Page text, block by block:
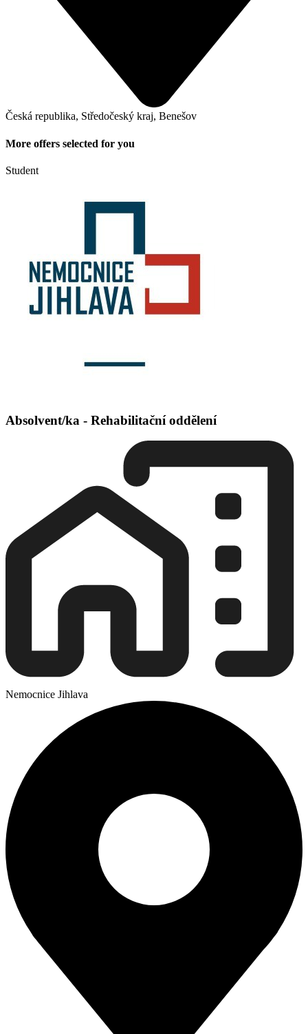
Česká republika, Středočeský kraj, Benešov
More offers selected for you
Student
Absolvent/ka - Rehabilitační oddělení
Nemocnice Jihlava